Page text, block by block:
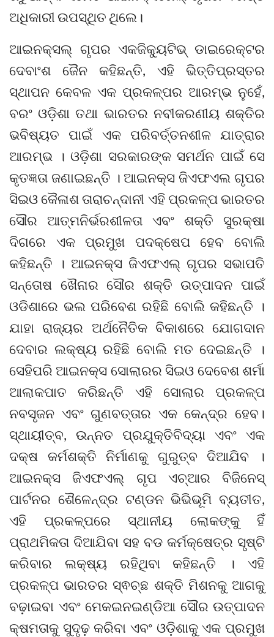
ଅଧିକାରୀ ଉପସ୍ଥିତ ଥିଲେ।
ଆଇନକ୍ସଲ୍ ଗୃପର ଏକଜିକ୍ୟୁଟିଭ୍ ଡାଇରେକ୍ଟର
ଦେବାଂଶ ଜୈନ କହିଛନ୍ତି, ଏହି ଭିତ୍ତିପ୍ରସ୍ତର
ସ୍ଥାପନ କେବଳ ଏକ ପ୍ରକଳ୍ପର ଆରମ୍ଭ ନୁହେଁ,
ବରଂ ଓଡ଼ିଶା ତଥା ଭାରତର ନବୀକରଣୀୟ ଶକ୍ତିର
ଭବିଷ୍ୟତ ପାଇଁ ଏକ ପରିବର୍ତ୍ତନଶୀଳ ଯାତ୍ରାର
ଆରମ୍ଭ । ଓଡ଼ିଶା ସରକାରଙ୍କ ସମର୍ଥନ ପାଇଁ ସେ
କୃତଜ୍ଞତା ଜଣାଇଛନ୍ତି । ଆଇନକ୍ସ ଜିଏଫଏଲ ଗୃପର
ସିଇଓ କୈଳାଶ ତାରାଚନ୍ଦାନୀ ଏହି ପ୍ରକଳ୍ପ ଭାରତର
ସୌର ଆତ୍ମନିର୍ଭରଶୀଳତା ଏବଂ ଶକ୍ତି ସୁରକ୍ଷା
ଦିଗରେ ଏକ ପ୍ରମୁଖ ପଦକ୍ଷେପ ହେବ ବୋଲି
କହିଛନ୍ତି । ଆଇନକ୍ସ ଜିଏଫଏଲ୍ ଗୃପର ସଭାପତି
ସନ୍ତୋଷ ଖୈନାର ସୌର ଶକ୍ତି ଉତ୍ପାଦନ ପାଇଁ
ଓଡିଶାରେ ଭଲ ପରିବେଶ ରହିଛି ବୋଲି କହିଛନ୍ତି ।
ଯାହା ରାଜ୍ୟର ଅର୍ଥନୈତିକ ବିକାଶରେ ଯୋଗଦାନ
ଦେବାର ଲକ୍ଷ୍ୟ ରହିଛି ବୋଲି ମତ ଦେଇଛନ୍ତି ।
ସେହିପରି ଆଇନକ୍ସ ସୋଲାରର ସିଇଓ ଦେବେଶ ଶର୍ମା
ଆଲାକପାତ କରିଛନ୍ତି ଏହି ସୋଲାର ପ୍ରକଳ୍ପ
ନବସୃଜନ ଏବଂ ଗୁଣବତ୍ତାର ଏକ କେନ୍ଦ୍ର ହେବ।
ସ୍ଥାୟୀତ୍ବ, ଉନ୍ନତ ପ୍ରଯୁକ୍ତିବିଦ୍ୟା ଏବଂ ଏକ
ଦକ୍ଷ କର୍ମଶକ୍ତି ନିର୍ମାଣକୁ ଗୁରୁତ୍ବ ଦିଆଯିବ ।
ଆଇନକ୍ସ ଜିଏଫଏଲ୍ ଗୃପ ଏଚ୍ଆର ବିଜିନେସ୍
ପାର୍ଟନର ଶୈଳେନ୍ଦ୍ର ଟଣ୍ଡନ ଭିଭିଭୂମି ବ୍ୟତୀତ,
ଏହି ପ୍ରକଳ୍ପରେ ସ୍ଥାନୀୟ ଲୋକଙ୍କୁ ହିଁ
ପ୍ରାଥମିକତା ଦିଆଯିବା ସହ ବଡ କର୍ମକ୍ଷେତ୍ର ସୃଷ୍ଟି
କରିବାର ଲକ୍ଷ୍ୟ ରହିଥିବା କହିଛନ୍ତି । ଏହି
ପ୍ରକଳ୍ପ ଭାରତର ସ୍ଵଚ୍ଛ ଶକ୍ତି ମିଶନକୁ ଆଗକୁ
ବଢ଼ାଇବା ଏବଂ ମେକଇନଇଣ୍ଡିଆ ସୌର ଉତ୍ପାଦନ
କ୍ଷମତାକୁ ସୁଦୃଢ଼ କରିବା ଏବଂ ଓଡ଼ିଶାକୁ ଏକ ପ୍ରମୁଖ